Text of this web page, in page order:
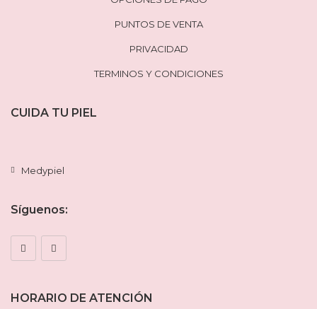
PUNTOS DE VENTA
PRIVACIDAD
TERMINOS Y CONDICIONES
CUIDA TU PIEL
Medypiel
Síguenos:
HORARIO DE ATENCIÓN